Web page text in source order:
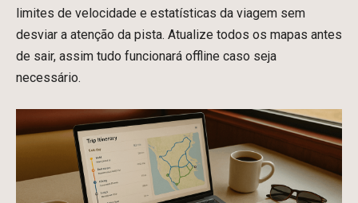
limites de velocidade e estatísticas da viagem sem
desviar a atenção da pista. Atualize todos os mapas antes
de sair, assim tudo funcionará offline caso seja
necessário.